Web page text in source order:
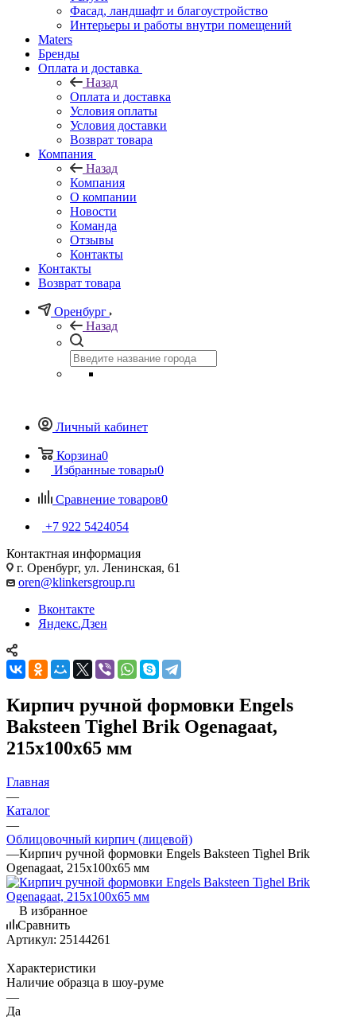
Фасад, ландшафт и благоустройство
Интерьеры и работы внутри помещений
Maters
Бренды
Оплата и доставка
Назад
Оплата и доставка
Условия оплаты
Условия доставки
Возврат товара
Компания
Назад
Компания
О компании
Новости
Команда
Отзывы
Контакты
Контакты
Возврат товара
Оренбург
Назад
Личный кабинет
Корзина0
Избранные товары0
Сравнение товаров0
+7 922 5424054
Контактная информация
г. Оренбург, ул. Ленинская, 61
oren@klinkersgroup.ru
Вконтакте
Яндекс.Дзен
Кирпич ручной формовки Engels
Baksteen Tighel Brik Ogenagaat,
215х100х65 мм
Главная
—
Каталог
—
Облицовочный кирпич (лицевой)
—Кирпич ручной формовки Engels Baksteen Tighel Brik
Ogenagaat, 215х100х65 мм
В избранное
Сравнить
Артикул: 25144261
Характеристики
Наличие образца в шоу-руме
—
Да